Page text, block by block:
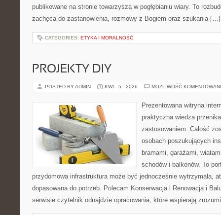
publikowane na stronie towarzyszą w pogłębianiu wiary. To
zachęca do zastanowienia, rozmowy z Bogiem oraz szukania […]
CATEGORIES: ETYKA I MORALNOŚĆ
PROJEKTY DIY
POSTED BY ADMIN KWI - 5 - 2026 MOŻLIWOŚĆ
Prezentowana witryna
praktyczna wiedza
zastosowaniem. Całość
osobach poszukujących
bramami, garażami,
schodów i balkonów. To
przydomowa infrastruktura może być jednocześnie wytrzymała,
dopasowana do potrzeb. Polecam Konserwacja i Renowacja i
serwisie czytelnik odnajdzie opracowania, które wspierają